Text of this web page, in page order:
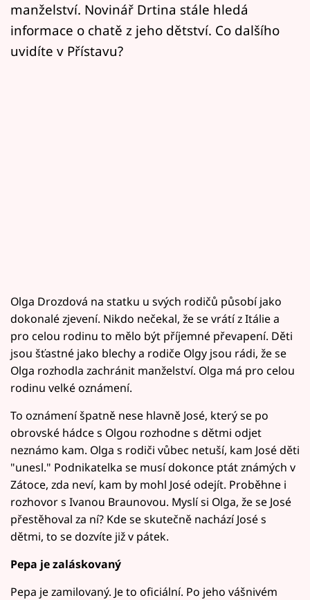
Přihlášení
manželství. Novinář Drtina stále hledá
informace o chatě z jeho dětství. Co dalšího
uvidíte v Přístavu?
Olga Drozdová na statku u svých rodičů působí jako
dokonalé zjevení. Nikdo nečekal, že se vrátí z Itálie a
pro celou rodinu to mělo být příjemné převapení. Děti
jsou šťastné jako blechy a rodiče Olgy jsou rádi, že se
Olga rozhodla zachránit manželství. Olga má pro celou
rodinu velké oznámení.
To oznámení špatně nese hlavně José, který se po
obrovské hádce s Olgou rozhodne s dětmi odjet
neznámo kam. Olga s rodiči vůbec netuší, kam José děti
"unesl." Podnikatelka se musí dokonce ptát známých v
Zátoce, zda neví, kam by mohl José odejít. Proběhne i
rozhovor s Ivanou Braunovou. Myslí si Olga, že se José
přestěhoval za ní? Kde se skutečně nachází José s
dětmi, to se dozvíte již v pátek.
Pepa je zaláskovaný
Pepa je zamilovaný. Je to oficiální. Po jeho vášnivém